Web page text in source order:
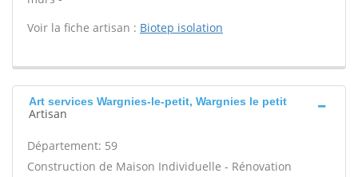
Voir la fiche artisan : Biotep isolation
Art services Wargnies-le-petit, Wargnies le petit
Artisan
Département: 59
Construction de Maison Individuelle - Rénovation